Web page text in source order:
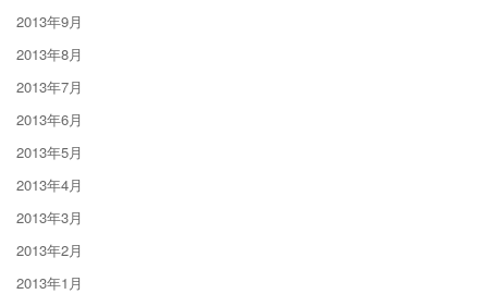
2013年9月
2013年8月
2013年7月
2013年6月
2013年5月
2013年4月
2013年3月
2013年2月
2013年1月